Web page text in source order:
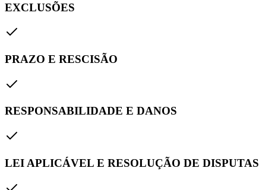
EXCLUSÕES
PRAZO E RESCISÃO
RESPONSABILIDADE E DANOS
LEI APLICÁVEL E RESOLUÇÃO DE DISPUTAS